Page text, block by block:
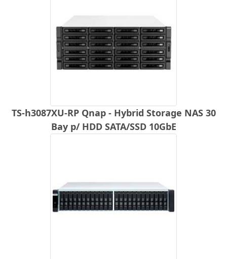
TS-h3087XU-RP Qnap - Hybrid Storage NAS 30
Bay p/ HDD SATA/SSD 10GbE